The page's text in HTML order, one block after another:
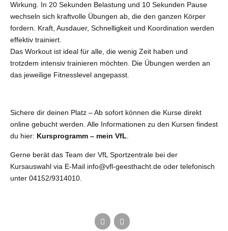
Wirkung. In 20 Sekunden Belastung und 10 Sekunden Pause
wechseln sich kraftvolle Übungen ab, die den ganzen Körper
fordern. Kraft, Ausdauer, Schnelligkeit und Koordination werden
effektiv trainiert.
Das Workout ist ideal für alle, die wenig Zeit haben und
trotzdem intensiv trainieren möchten. Die Übungen werden an
das jeweilige Fitnesslevel angepasst.
Sichere dir deinen Platz – Ab sofort können die Kurse direkt
online gebucht werden. Alle Informationen zu den Kursen findest
du hier: Kursprogramm – mein VfL.
Gerne berät das Team der VfL Sportzentrale bei der
Kursauswahl via E-Mail info@vfl-geesthacht.de oder telefonisch
unter 04152/9314010.